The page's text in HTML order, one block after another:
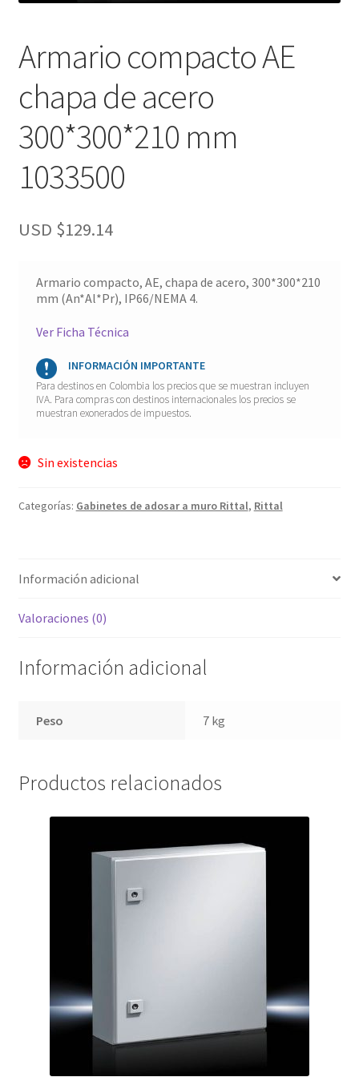
Armario compacto AE
chapa de acero
300*300*210 mm
1033500
USD $129.14
Armario compacto, AE, chapa de acero, 300*300*210
mm (An*Al*Pr), IP66/NEMA 4.
Ver Ficha Técnica
INFORMACIÓN IMPORTANTE
Para destinos en Colombia los precios que se muestran incluyen
IVA. Para compras con destinos internacionales los precios se
muestran exonerados de impuestos.
Sin existencias
Categorías: Gabinetes de adosar a muro Rittal, Rittal
Información adicional
Valoraciones (0)
Información adicional
Peso 7 kg
Productos relacionados